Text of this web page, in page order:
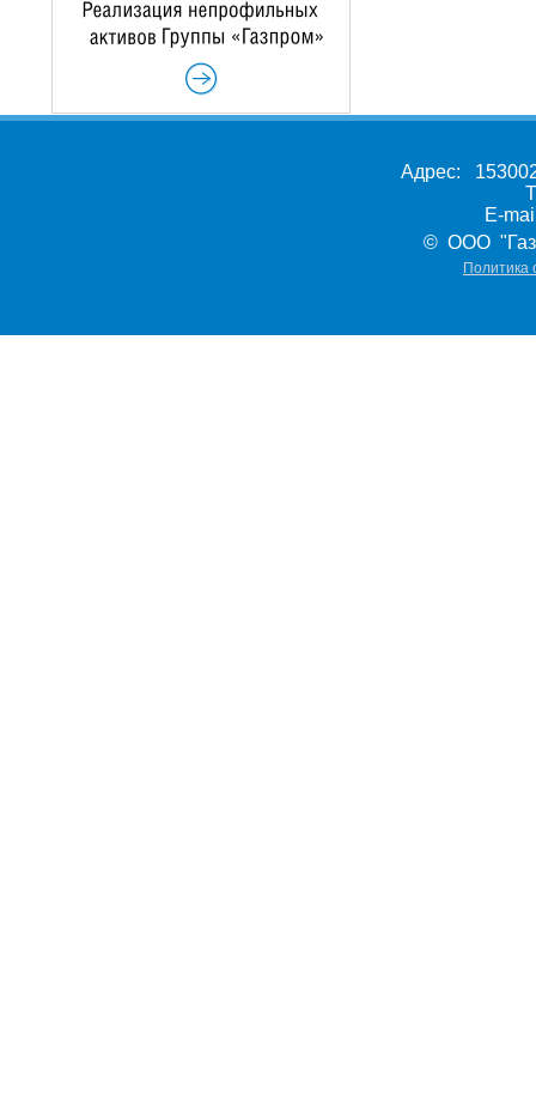
Адрес:
E-
© ООО
Политика